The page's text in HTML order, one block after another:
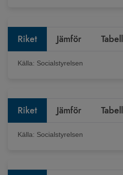
Riket Jämför Tabell
Källa: Socialstyrelsen
Riket Jämför Tabell
Källa: Socialstyrelsen